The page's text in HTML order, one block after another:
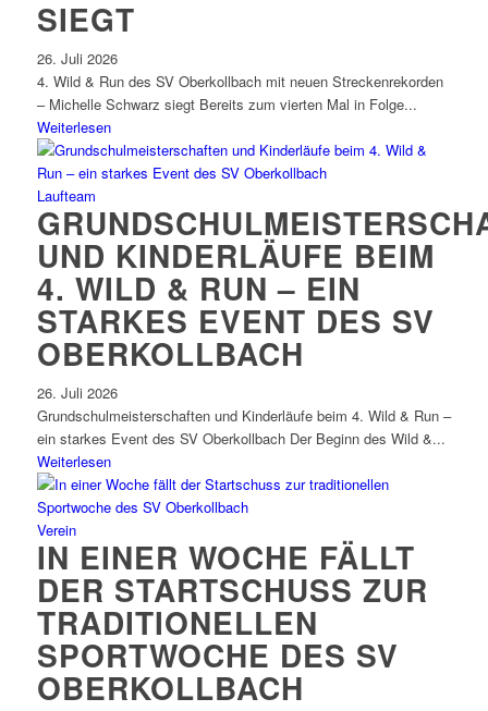
SIEGT
26. Juli 2026
4. Wild & Run des SV Oberkollbach mit neuen Streckenrekorden
– Michelle Schwarz siegt Bereits zum vierten Mal in Folge...
Weiterlesen
Laufteam
UND KINDERLÄUFE BEIM
4. WILD & RUN – EIN
STARKES EVENT DES SV
OBERKOLLBACH
26. Juli 2026
Grundschulmeisterschaften und Kinderläufe beim 4. Wild & Run –
ein starkes Event des SV Oberkollbach Der Beginn des Wild &...
Weiterlesen
Verein
IN EINER WOCHE FÄLLT
DER STARTSCHUSS ZUR
TRADITIONELLEN
SPORTWOCHE DES SV
OBERKOLLBACH